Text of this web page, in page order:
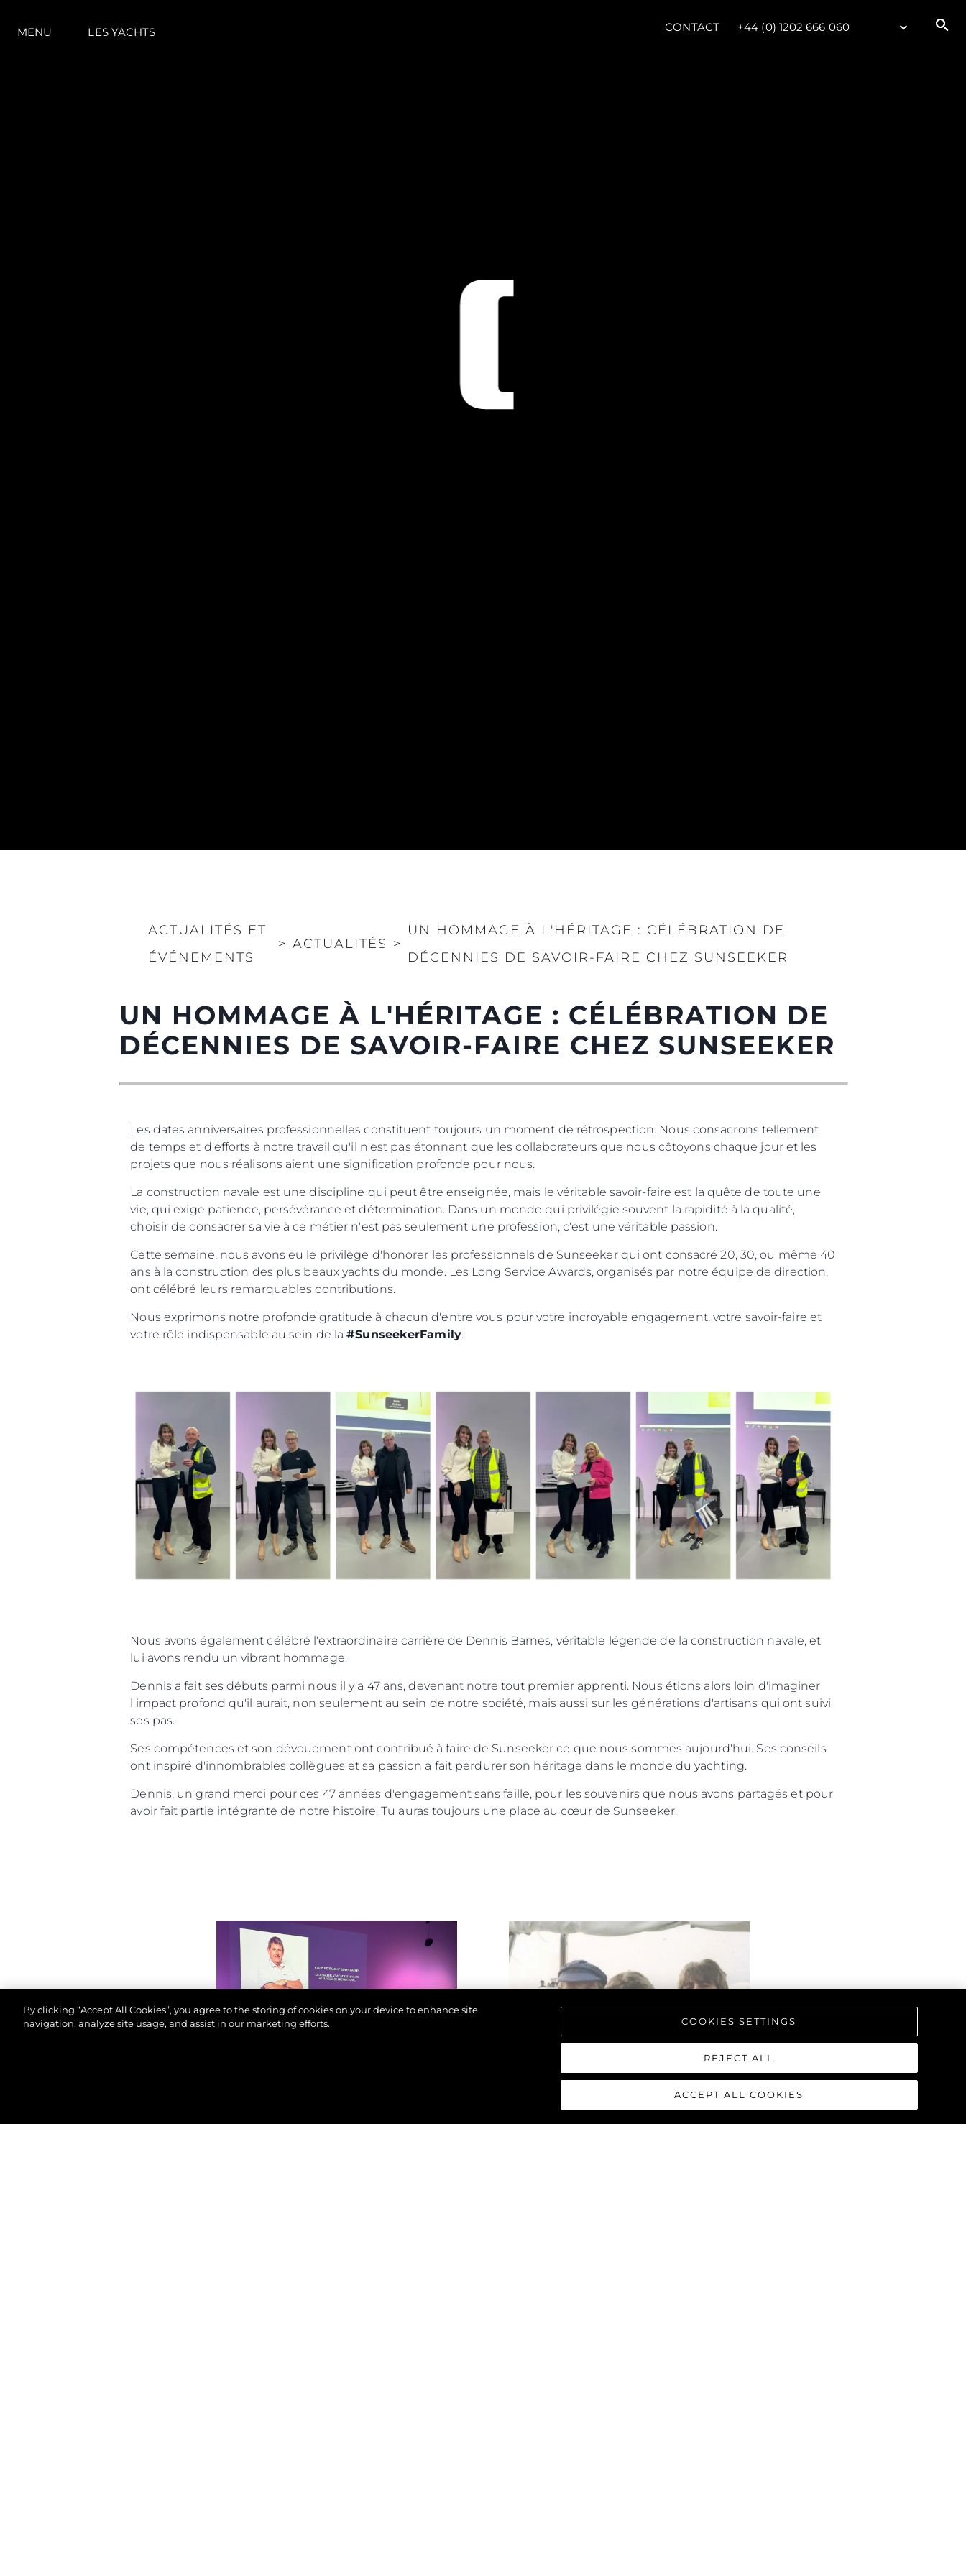
MENU LES YACHTS CONTACT +44 (0) 1202 666 060
ACTUALITÉS ET
ÉVÉNEMENTS
> ACTUALITÉS >
UN HOMMAGE À L'HÉRITAGE : CÉLÉBRATION DE
DÉCENNIES DE SAVOIR-FAIRE CHEZ SUNSEEKER
UN HOMMAGE À L'HÉRITAGE : CÉLÉBRATION DE
DÉCENNIES DE SAVOIR-FAIRE CHEZ SUNSEEKER
Les dates anniversaires professionnelles constituent toujours un moment de rétrospection. Nous consacrons tellement
de temps et d'efforts à notre travail qu'il n'est pas étonnant que les collaborateurs que nous côtoyons chaque jour et les
projets que nous réalisons aient une signification profonde pour nous.
La construction navale est une discipline qui peut être enseignée, mais le véritable savoir-faire est la quête de toute une
vie, qui exige patience, persévérance et détermination. Dans un monde qui privilégie souvent la rapidité à la qualité,
choisir de consacrer sa vie à ce métier n'est pas seulement une profession, c'est une véritable passion.
Cette semaine, nous avons eu le privilège d'honorer les professionnels de Sunseeker qui ont consacré 20, 30, ou même 40
ans à la construction des plus beaux yachts du monde. Les Long Service Awards, organisés par notre équipe de direction,
ont célébré leurs remarquables contributions.
Nous exprimons notre profonde gratitude à chacun d'entre vous pour votre incroyable engagement, votre savoir-faire et
votre rôle indispensable au sein de la#SunseekerFamily.
Nous avons également célébré l'extraordinaire carrière de Dennis Barnes, véritable légende de la construction navale, et
lui avons rendu un vibrant hommage.
Dennis a fait ses débuts parmi nous il y a 47 ans, devenant notre tout premier apprenti. Nous étions alors loin d'imaginer
l'impact profond qu'il aurait, non seulement au sein de notre société, mais aussi sur les générations d'artisans qui ont suivi
ses pas.
Ses compétences et son dévouement ont contribué à faire de Sunseeker ce que nous sommes aujourd'hui. Ses conseils
ont inspiré d'innombrables collègues et sa passion a fait perdurer son héritage dans le monde du yachting.
Dennis, un grand merci pour ces 47 années d'engagement sans faille, pour les souvenirs que nous avons partagés et pour
avoir fait partie intégrante de notre histoire. Tu auras toujours une place au cœur de Sunseeker.
Information
Plan Du Site
Contact
Préférences De Cookies
Droits Juridiques
POLITIQUE DE
LA CHARTE SUR
L'ESCLAVAGE MODERNE
POLITIQUE DE COOKIES
RECRUTEMENT
La Société
Le Courtage
Charter - Location
Nouvelles
L'innovation
Estimez Votre Bateau
By clicking “Accept All Cookies”, you agree to the storing of cookies on your device to enhance site
navigation, analyze site usage, and assist in our marketing efforts.
COOKIES SETTINGS
REJECT ALL
ACCEPT ALL COOKIES